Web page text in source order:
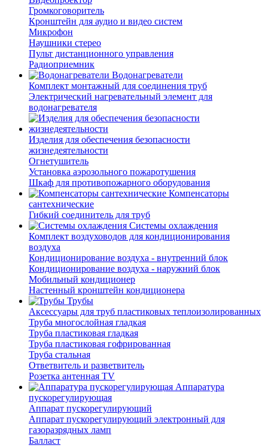
Громкоговоритель
Кронштейн для аудио и видео систем
Микрофон
Наушники стерео
Пульт дистанционного управления
Радиоприемник
Водонагреватели
Комплект монтажный для соединения труб
Электрический нагревательный элемент для
водонагревателя
Изделия для обеспечения безопасности
жизнедеятельности
Огнетушитель
Установка аэрозольного пожаротушения
Шкаф для противопожарного оборудования
Компенсаторы
сантехнические
Гибкий соединитель для труб
Системы охлаждения
Комплект воздуховодов для кондиционирования
воздуха
Кондиционирование воздуха - внутренний блок
Кондиционирование воздуха - наружний блок
Мобильный кондиционер
Настенный кронштейн кондиционера
Трубы
Аксессуары для труб пластиковых теплоизолированных
Труба многослойная гладкая
Труба пластиковая гладкая
Труба пластиковая гофрированная
Труба стальная
Ответвитель и разветвитель
Розетка антенная TV
Аппаратура
пускорегулирующая
Аппарат пускорегулирующий
Аппарат пускорегулирующий электронный для
газоразрядных ламп
Балласт